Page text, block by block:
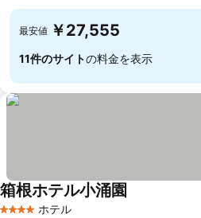
最安値 ￥27,555
11件のサイトの料金を表示
4 ホテルのランク
ホテル
箱根ホテル小涌園